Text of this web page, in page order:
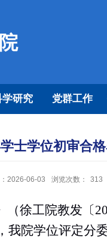
学研究 党群工作
士学位初审合
2026-06-03 浏览次数： 313
（徐工院教发〔
我院学位评定分